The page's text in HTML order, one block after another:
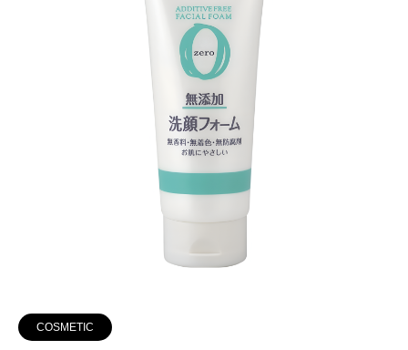
COSMETIC